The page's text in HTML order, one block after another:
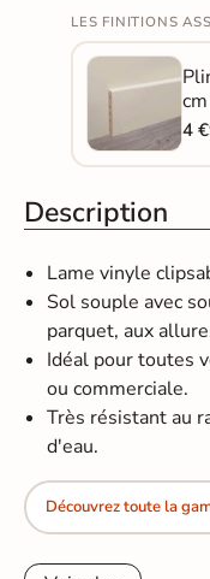
LES FINITIONS
cm
4
Description
Lame vinyle
Sol souple avec
parquet, aux
Idéal pour toutes
ou commerciale.
Très résistant au
d'eau.
Découvrez toute la